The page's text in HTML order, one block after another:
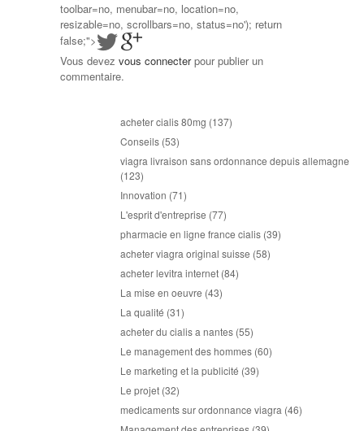
toolbar=no, menubar=no, location=no,
resizable=no, scrollbars=no, status=no'); return
false;">
Vous devez vous connecterpour publier un
commentaire.
acheter cialis 80mg (137)
Conseils (53)
viagra livraison sans ordonnance depuis allemagne
(123)
Innovation (71)
L'esprit d'entreprise (77)
pharmacie en ligne france cialis (39)
acheter viagra original suisse (58)
acheter levitra internet (84)
La mise en oeuvre (43)
La qualité (31)
acheter du cialis a nantes (55)
Le management des hommes (60)
Le marketing et la publicité (39)
Le projet (32)
medicaments sur ordonnance viagra (46)